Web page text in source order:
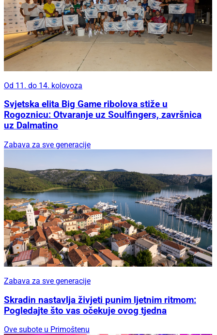
Od 11. do 14. kolovoza
Svjetska elita Big Game ribolova stiže u
Rogoznicu: Otvaranje uz Soulfingers, završnica
uz Dalmatino
Zabava za sve generacije
Zabava za sve generacije
Skradin nastavlja živjeti punim ljetnim ritmom:
Pogledajte što vas očekuje ovog tjedna
Ove subote u Primoštenu